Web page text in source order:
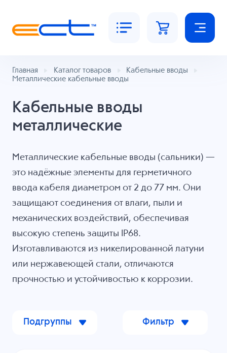
Главная Каталог товаров
Кабельные вводы
Металлические кабельные вводы
Кабельные вводы
металлические
Металлические кабельные вводы (сальники) —
это надёжные элементы для герметичного
ввода кабеля диаметром от 2 до 77 мм. Они
защищают соединения от влаги, пыли и
механических воздействий, обеспечивая
высокую степень защиты IP68.
Изготавливаются из никелированной латуни
или нержавеющей стали, отличаются
прочностью и устойчивостью к коррозии.
Подгруппы Фильтр